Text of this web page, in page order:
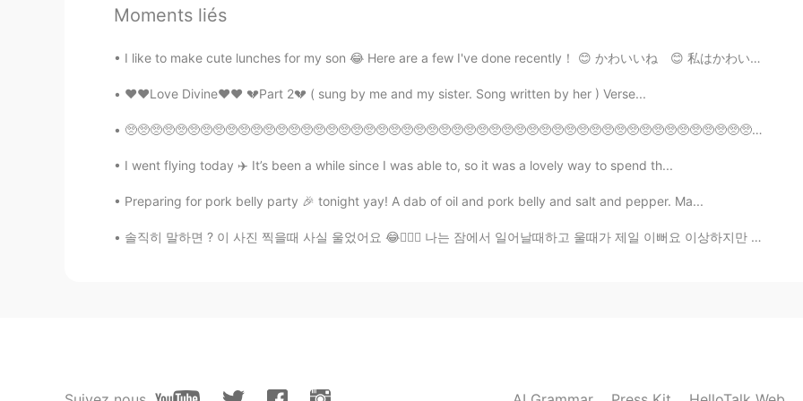
Mish • ミッシュ • 미시
@shira Expensive? How much?
JP EN
I love a clotted cream however it’s very expensive in Japan😢
なみ 2019.04.20 12:53
Moments liés
I like to make cute lunches for my son 😂 Here are a few I've done recently！ 😊 かわいいね 😊 私はかわいい食べ物が...
❤️❤️Love Divine❤️❤️ 💔Part 2💔 ( sung by me and my sister. Song written by her ) Verse...
🥺🥺🥺🥺🥺🥺🥺🥺🥺🥺🥺🥺🥺🥺🥺🥺🥺🥺🥺🥺🥺🥺🥺🥺🥺🥺🥺🥺🥺🥺🥺🥺🥺🥺🥺🥺🥺🥺🥺🥺🥺🥺🥺🥺🥺🥺🥺🥺🥺🥺🥺🥺🥺🥺🥺🥺🥺🥺🥺🥺🥺🥺🥺🥺🥺🥺🥺🥺🥺🥺🥺🥺🥺🥺🥺🥺🥺🥺🥺🥺 ピエーン
I went flying today ✈️ It’s been a while since I was able to, so it was a lovely way to spend th...
Preparing for pork belly party 🎉 tonight yay! A dab of oil and pork belly and salt and pepper. Ma...
솔직히 말하면 ? 이 사진 찍을때 사실 울었어요 😂🤦🏼‍♀️ 나는 잠에서 일어날때하고 울때가 제일 이뻐요 이상하지만 사실이에요 🤷🏼‍♀️ Tbh ? I was crying...